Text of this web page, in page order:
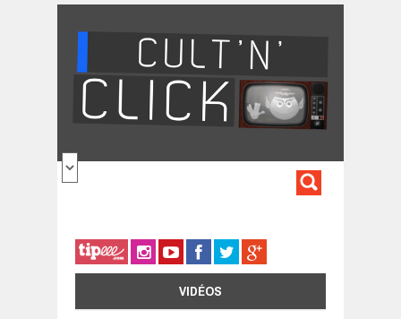
VIDÉOS